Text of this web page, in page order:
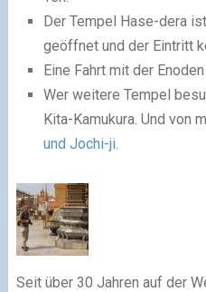
Der Tempel Hase-dera
geöffnet und der Eintritt
Eine Fahrt mit der
Wer weitere Tempel
Kita-Kamukura. Und von
und Jochi-ji.
Seit über 30 Jahren auf der